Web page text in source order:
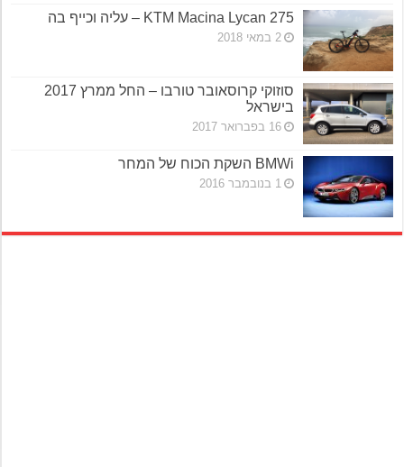
KTM Macina Lycan 275 – עליה וכייף בה
2 במאי 2018
סוזוקי קרוסאובר טורבו – החל ממרץ 2017
בישראל
16 בפברואר 2017
BMWi השקת הכוח של המחר
1 בנובמבר 2016